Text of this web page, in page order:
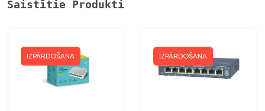
Saistītie Produkti
IZPĀRDOŠANA IZPĀRDOŠANA